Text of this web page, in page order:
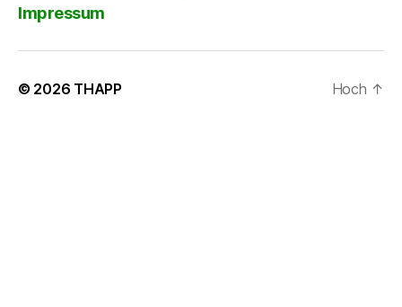
Impressum
© 2026 THAPP Hoch ↑